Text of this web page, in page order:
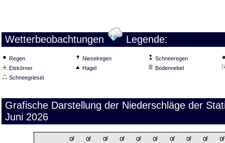
Wetterbeobachtungen Legende:
Regen Nieselregen
Schneeregen
Eiskörner
Hagel
Bodennebel
Schneegriesel
Grafische Darstellung der Niederschläge der
Juni 2026